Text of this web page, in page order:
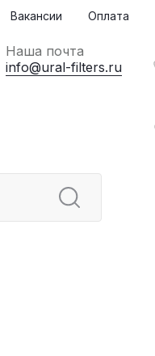
Вакансии Оплата
Наша почта
info@ural-filters.ru